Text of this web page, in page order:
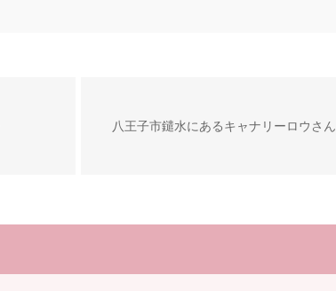
八王子市鑓水にあるキャナリーロウさん